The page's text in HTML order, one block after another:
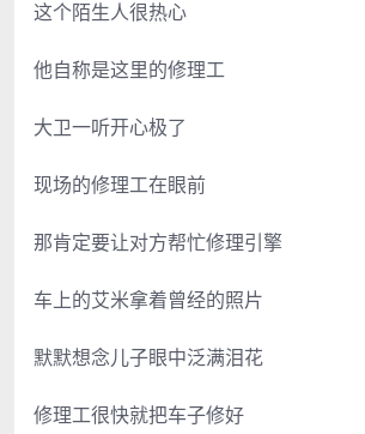
这个陌生人很热心
他自称是这里的修理工
大卫一听开心极了
现场的修理工在眼前
那肯定要让对方帮忙修理引擎
车上的艾米拿着曾经的照片
默默想念儿子眼中泛满泪花
修理工很快就把车子修好